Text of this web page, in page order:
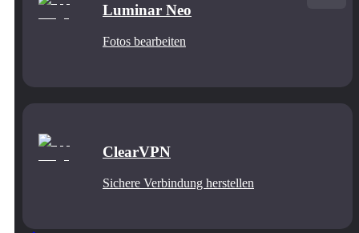
Luminar Neo
Fotos bearbeiten
ClearVPN
Sichere Verbindung herstellen